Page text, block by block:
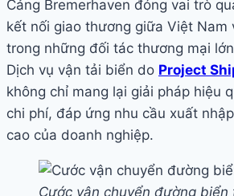
Cảng Bremerhaven đóng vai trò
kết nối giao thương giữa Việt Nam
trong những đối tác thương mại
Dịch vụ vận tải biển do Project
không chỉ mang lại giải pháp hiệu
chi phí, đáp ứng nhu cầu xuất
cao của doanh nghiệp.
Cước vận chuyển đường